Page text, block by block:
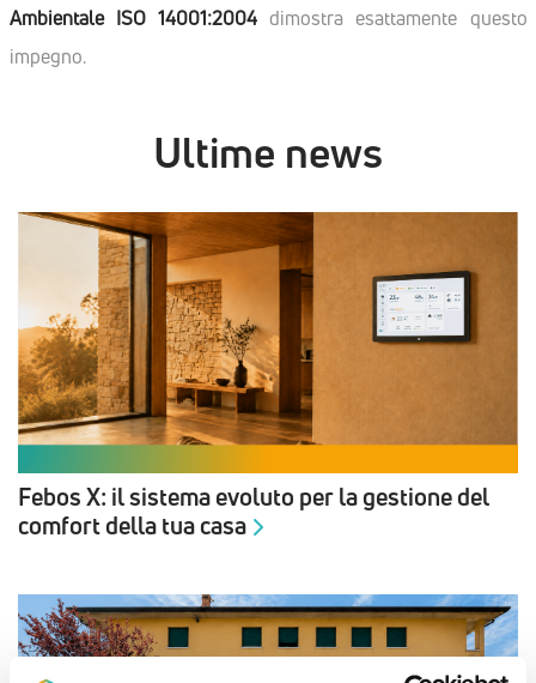
Ambientale ISO 14001:2004dimostra esattamente questo
impegno.
Ultime news
Febos X: il sistema evoluto per la gestione del
comfort della tua casa